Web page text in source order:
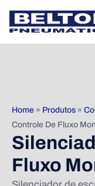
Home » Produtos »
Controle De Fluxo
Fluxo